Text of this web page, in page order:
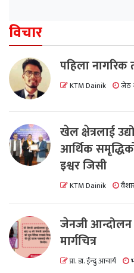
विचार
पहिला नागरिक
KTM Dainik जेठ
खेल क्षेत्रलाई
आर्थिक
इश्वर जिसी
KTM Dainik
जेनजी आन्दोलन
मार्गचित्र
प्रा. डा. ईन्दु आचार्य